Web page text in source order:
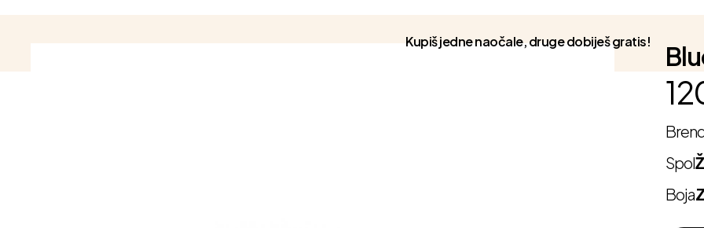
Kupiš jedne naočale, druge dobiješ gratis!
Spol
Boja